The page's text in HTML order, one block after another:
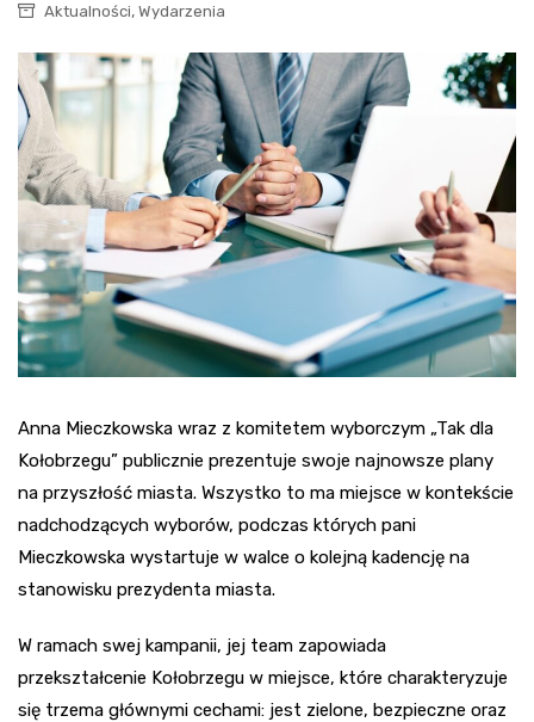
Aktualności, Wydarzenia
Anna Mieczkowska wraz z komitetem wyborczym „Tak dla
Kołobrzegu” publicznie prezentuje swoje najnowsze plany
na przyszłość miasta. Wszystko to ma miejsce w kontekście
nadchodzących wyborów, podczas których pani
Mieczkowska wystartuje w walce o kolejną kadencję na
stanowisku prezydenta miasta.
W ramach swej kampanii, jej team zapowiada
przekształcenie Kołobrzegu w miejsce, które charakteryzuje
się trzema głównymi cechami: jest zielone, bezpieczne oraz